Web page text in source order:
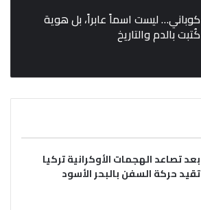
كوباني… ليست اسماً عابراً، بل هوية
كُتبت بالدم والتاريخ
بعد تصاعد الهجمات الأوكرانية تركيا
تقيد حركة السفن بالبحر الأسود